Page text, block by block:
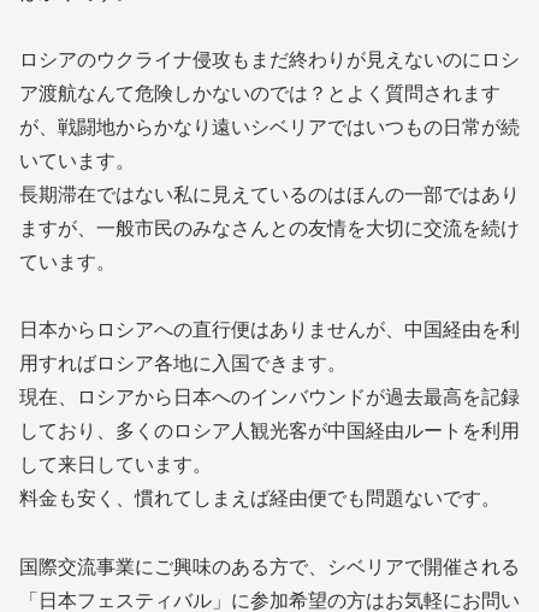
ロシアのウクライナ侵攻もまだ終わりが見えないのにロシ
ア渡航なんて危険しかないのでは？とよく質問されます
が、戦闘地からかなり遠いシベリアではいつもの日常が続
いています。
長期滞在ではない私に見えているのはほんの一部ではあり
ますが、一般市民のみなさんとの友情を大切に交流を続け
ています。
日本からロシアへの直行便はありませんが、中国経由を利
用すればロシア各地に入国できます。
現在、ロシアから日本へのインバウンドが過去最高を記録
しており、多くのロシア人観光客が中国経由ルートを利用
して来日しています。
料金も安く、慣れてしまえば経由便でも問題ないです。
国際交流事業にご興味のある方で、シベリアで開催される
「日本フェスティバル」に参加希望の方はお気軽にお問い